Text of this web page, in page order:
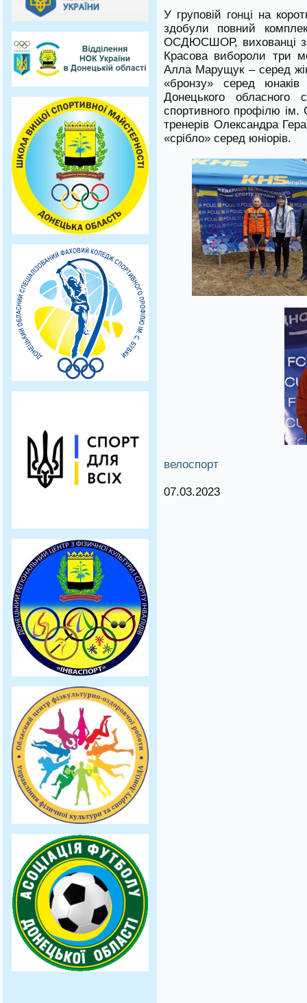
У груповій гонці на
здобули повний
ОСДЮСШОР, вихованці
Красова вибороли три
Алла Марущук – серед
«бронзу» серед
Донецького обласного
спортивного профілю
тренерів Олександра
«срібло» серед юніорів.
велоспорт
07.03.2023